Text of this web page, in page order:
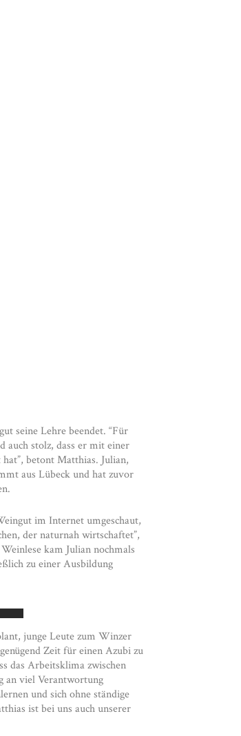
seine Lehre beendet. “Für
auch stolz, dass er mit einer
hat”, betont Matthias. Julian,
aus Lübeck und hat zuvor
im Internet umgeschaut,
der naturnah wirtschaftet”,
kam Julian nochmals
zu einer Ausbildung
junge Leute zum Winzer
Zeit für einen Azubi zu
das Arbeitsklima zwischen
an viel Verantwortung
und sich ohne ständige
ist bei uns auch unserer